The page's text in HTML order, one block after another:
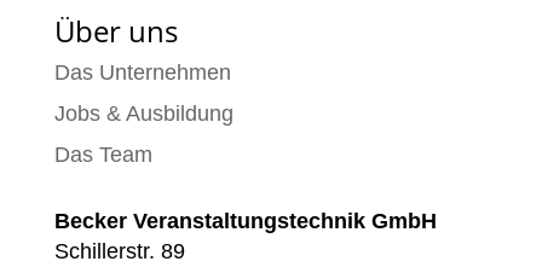
Über uns
Das Unternehmen
Jobs & Ausbildung
Das Team
Becker Veranstaltungstechnik GmbH
Schillerstr. 89